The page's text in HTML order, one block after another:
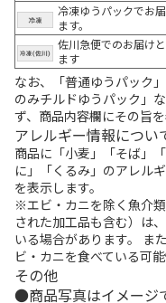
冷凍ゆうパックでお
ます。
佐川急便でのお届け
ます
なお、「普通ゆうパック
のみチルドゆうパック」
ず、商品内容欄にその旨を
アレルギー情報につい
商品に「小麦」「そば」
に」「くるみ」のアレル
を表示します。
※エビ・カニを除く魚介
された加工品も含む）は
いる場合があります。 ま
ビ・カニを食べている可能
その他
商品写真はイメージ